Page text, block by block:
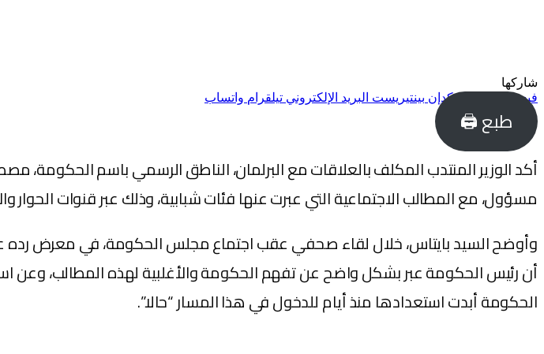
شاركها
فيسبوك
لينكدإن بينتيريست البريد الإلكتروني تيلقرام واتساب
طبع 🖨
أكد الوزير المنتدب المكلف بالعلاقات مع البرلمان، الناطق الرسمي باسم
مسؤول، مع المطالب الاجتماعية التي عبرت عنها فئات شبابية، وذلك عبر قنوات الحوار
وأوضح السيد بايتاس، خلال لقاء صحفي عقب اجتماع مجلس الحكومة، في معرض رده
أن رئيس الحكومة عبر بشكل واضح عن تفهم الحكومة والأغلبية لهذه المطالب، وعن
الحكومة أبدت استعدادها منذ أيام للدخول في هذا المسار “حالا”.